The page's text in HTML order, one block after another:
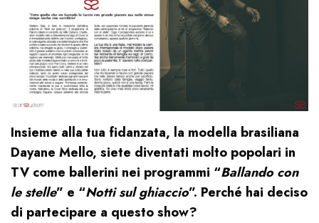
Insieme alla tua fidanzata, la modella brasiliana
Dayane Mello, siete diventati molto popolari in
TV come ballerini nei programmi “Ballando con
le stelle” e “Notti sul ghiaccio”. Perché hai deciso
di partecipare a questo show?